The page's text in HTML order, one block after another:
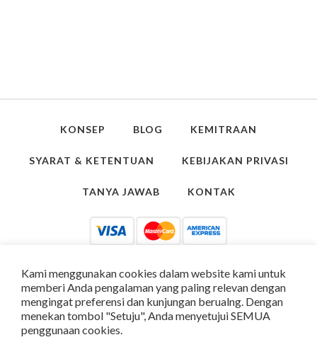
KONSEP BLOG KEMITRAAN
SYARAT & KETENTUAN KEBIJAKAN PRIVASI
TANYA JAWAB KONTAK
Kami menggunakan cookies dalam website kami untuk
memberi Anda pengalaman yang paling relevan dengan
mengingat preferensi dan kunjungan berualng. Dengan
menekan tombol "Setuju", Anda menyetujui SEMUA
penggunaan cookies.